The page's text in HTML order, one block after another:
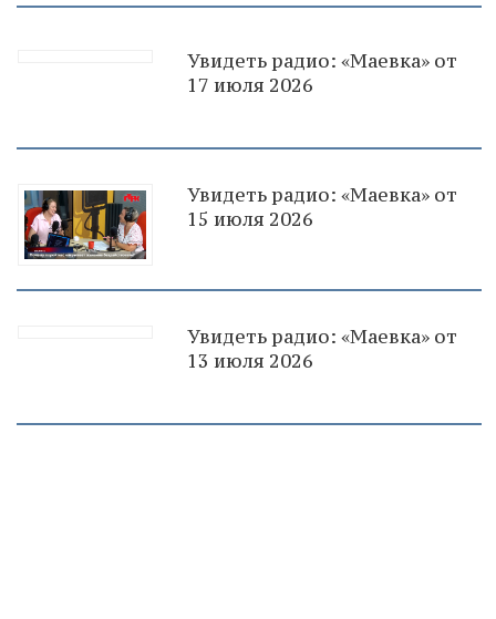
Увидеть радио: «Маевка» от
17 июля 2026
Увидеть радио: «Маевка» от
15 июля 2026
Увидеть радио: «Маевка» от
13 июля 2026